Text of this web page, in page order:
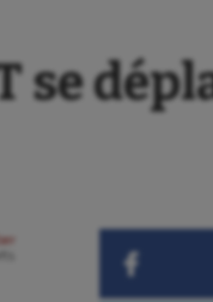
se